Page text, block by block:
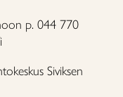
p. 044 770
Siviksen